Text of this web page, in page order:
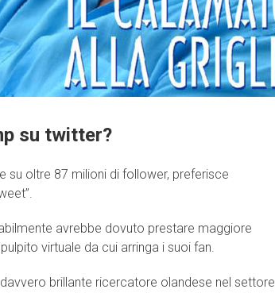
su twitter?
su oltre 87 milioni di follower, preferisce
avrebbe dovuto prestare maggiore
virtuale da cui arringa i suoi fan.
brillante ricercatore olandese nel settore